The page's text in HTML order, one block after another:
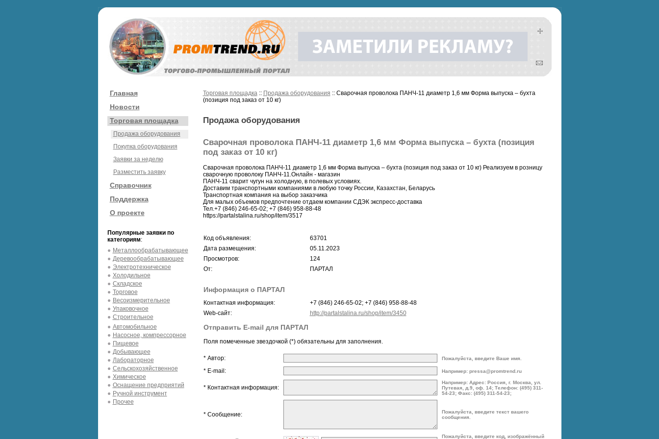
Главная
Новости
Торговая площадка
Продажа оборудования
Покупка оборудования
Заявки за неделю
Разместить заявку
Справочник
Поддержка
О проекте
Популярные заявки по
категориям:
Металлообрабатывающее
Деревообрабатывающее
Электротехническое
Холодильное
Складское
Торговое
Весоизмерительное
Упаковочное
Строительное
Автомобильное
Насосное, компрессорное
Пищевое
Добывающее
Лабораторное
Сельскохозяйственное
Химическое
Оснащение предприятий
Ручной инструмент
Прочее
Торговая площадка:: Продажа оборудования :: Сварочная проволока ПАНЧ-11 диаметр 1,6 мм Форма выпуска – бухта
(позиция под заказ от 10 кг)
Продажа оборудования
Сварочная проволока ПАНЧ-11 диаметр 1,6 мм Форма выпуска – бухта (позиция
под заказ от 10 кг)
Сварочная проволока ПАНЧ-11 диаметр 1,6 мм Форма выпуска – бухта (позиция под заказ от 10 кг) Реализуем в розницу
сварочную проволоку ПАНЧ-11.Онлайн - магазин
ПАНЧ-11 сварит чугун на холодную, в полевых условиях.
Доставим транспортными компаниями в любую точку России, Казахстан, Беларусь
Транспортная компания на выбор заказчика
Для малых объемов предпочтение отдаем компании СДЭК экспресс-доставка
Тел.+7 (846) 246-65-02; +7 (846) 958-88-48
https://partalstalina.ru/shop/item/3517
Код объявления:
63701
Дата размещения:
05.11.2023
Просмотров:
124
От:
ПАРТАЛ
Информация о ПАРТАЛ
Контактная информация:
+7 (846) 246-65-02; +7 (846) 958-88-48
Web-сайт:
http://partalstalina.ru/shop/item/3450
Отправить E-mail для ПАРТАЛ
Поля помеченные звездочкой (*) обязательны для заполнения.
* Автор: Пожалуйста, введите Ваше имя.
* E-mail: Например: pressa@promtrend.ru
* Контактная информация:
Например: Адрес: Россия, г. Москва, ул.
Путевая, д.9, оф. 14; Телефон: (495) 311-
54-23; Факс: (495) 311-54-23;
* Сообщение:
Пожалуйста, введите текст вашего
сообщения.
Пожалуйста, введите код, изображённый